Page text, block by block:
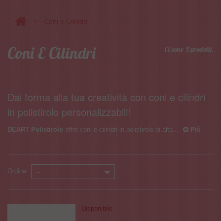
Coni E Cilindri Ci sono 5 prodotti.
Dai forma alla tua creatività con coni e cilindri
in polistirolo personalizzabili!
DEART Polistirolo offre coni e cilindri in polistirolo di alta... Più
Ordina --
Disponibile